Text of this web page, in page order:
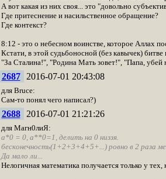
А вот какая из них своя... это "довольно
Где притеснение и насильственное обращение?
Где контекст?
8:12 - это о небесном воинстве, которое Аллах
Кстати, в этой судьбоносной (без кавычек)
"За Сталина!", "Родина Мать зовет!", "Папа, убей
2687 2016-07-01 20:43:08
для Bruce:
Сам-то понял чего написал?)
2688 2016-07-01 21:21:26
для Магн0лиЯ:
а*0 = 0, а**0=1, делить на 0 низзя.
бесконечность(1+2+3+4+5+...) ровно в 2 раза
Да мало ли...
Нелогичная математика получается только у